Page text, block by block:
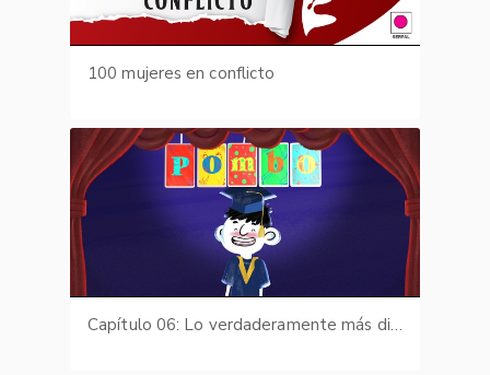
100 mujeres en conflicto
Capítulo 06: Lo verdaderamente más difícil